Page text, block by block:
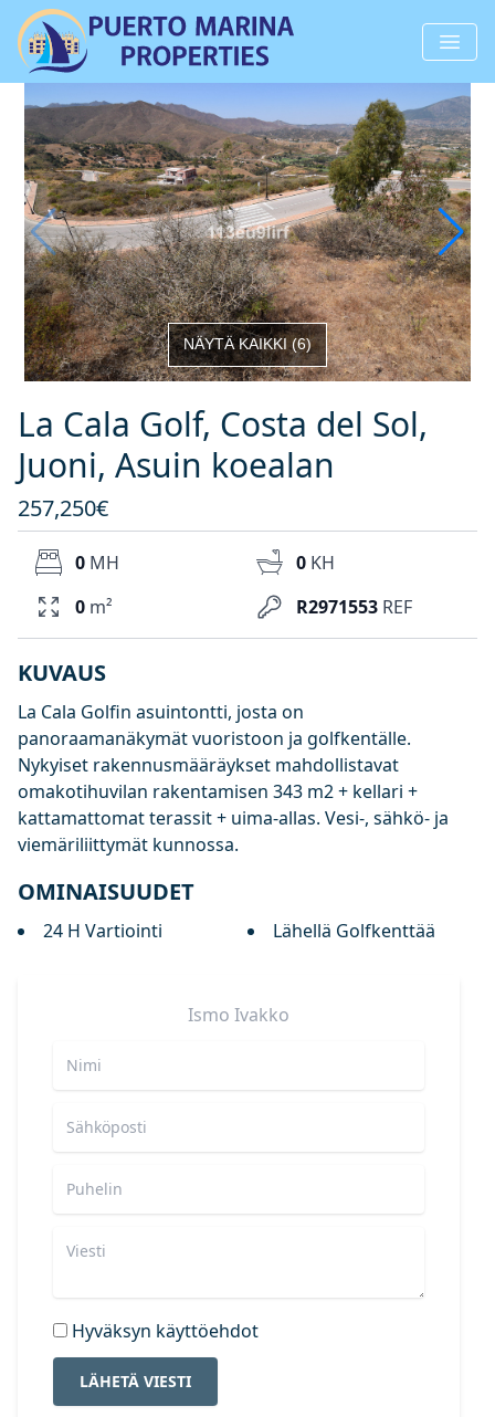
NÄYTÄ KAIKKI(6)
La Cala Golf, Costa del Sol,
Juoni, Asuin koealan
257,250€
R2971553 REF
0 MH 0 KH
0 m²
KUVAUS
La Cala Golfin asuintontti, josta on
panoraamanäkymät vuoristoon ja golfkentälle.
Nykyiset rakennusmääräykset mahdollistavat
omakotihuvilan rakentamisen 343 m2 + kellari +
kattamattomat terassit + uima-allas. Vesi-, sähkö- ja
viemäriliittymät kunnossa.
OMINAISUUDET
24 H Vartiointi Lähellä Golfkenttää
Ismo Ivakko
Hyväksyn käyttöehdot
LÄHETÄ VIESTI